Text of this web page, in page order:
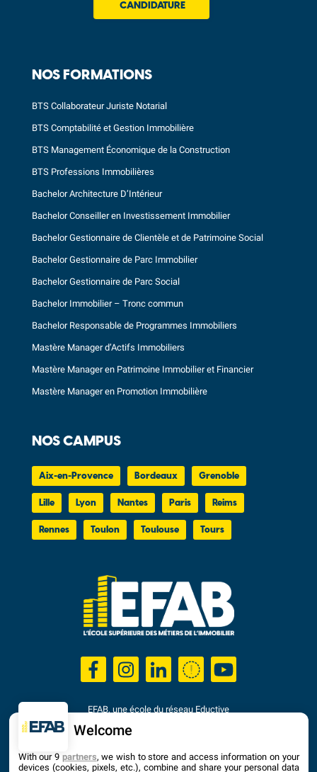
CANDIDATURE
NOS FORMATIONS
BTS Collaborateur Juriste Notarial
BTS Comptabilité et Gestion Immobilière
BTS Management Économique de la Construction
BTS Professions Immobilières
Bachelor Architecture D’Intérieur
Bachelor Conseiller en Investissement Immobilier
Bachelor Gestionnaire de Clientèle et de Patrimoine Social
Bachelor Gestionnaire de Parc Immobilier
Bachelor Gestionnaire de Parc Social
Bachelor Immobilier – Tronc commun
Bachelor Responsable de Programmes Immobiliers
Mastère Manager d’Actifs Immobiliers
Mastère Manager en Patrimoine Immobilier et Financier
Mastère Manager en Promotion Immobilière
NOS CAMPUS
Aix-en-Provence Bordeaux Grenoble
Lille Lyon Nantes Paris Reims
Rennes Toulon Toulouse Tours
EFAB, une école du réseau Eductive
Établissement d'Enseignement Supérieur Privé Technique
Dernière mise à jour : Septembre 2025
Welcome
With our 9 partners, we wish to store and access information on your
devices (cookies, pixels, etc.), combine and share your personal data